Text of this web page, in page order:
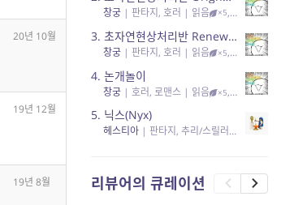
20년 10월
19년 12월
19년 8월
창궁 | 판타지, 호러 | 읽음 ×5, 구독 , 응원6
3. 초자연현상처리반 Renewal
창궁 | 판타지, 호러 | 읽음 ×5, 구독 , 응원
4. 논개놀이
창궁 | 호러, 로맨스 | 읽음 ×5, 공감11, 응원25
5. 닉스(Nyx)
헤스티아 | 판타지, 추리/스릴러| 읽음
리뷰어의 큐레이션